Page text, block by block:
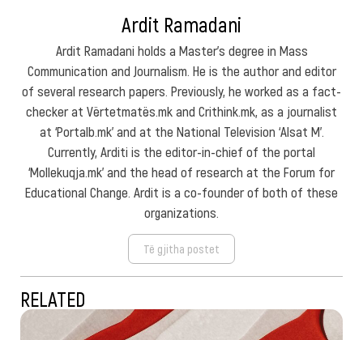
Ardit Ramadani
Ardit Ramadani holds a Master’s degree in Mass
Communication and Journalism. He is the author and editor
of several research papers. Previously, he worked as a fact-
checker at Vërtetmatës.mk and Crithink.mk, as a journalist
at ‘Portalb.mk’ and at the National Television ‘Alsat M’.
Currently, Arditi is the editor-in-chief of the portal
‘Mollekuqja.mk’ and the head of research at the Forum for
Educational Change. Ardit is a co-founder of both of these
organizations.
Të gjitha postet
RELATED